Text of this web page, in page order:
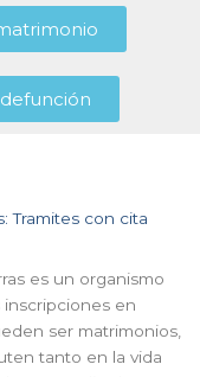
Tramites con cita
es un organismo
en
ser matrimonios,
tanto en la vida